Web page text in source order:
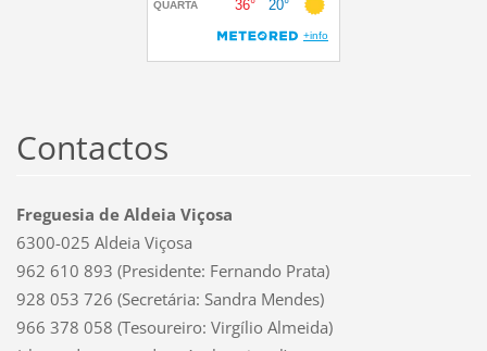
Contactos
Freguesia de Aldeia Viçosa
6300-025 Aldeia Viçosa
962 610 893 (Presidente: Fernando Prata)
928 053 726 (Secretária: Sandra Mendes)
966 378 058 (Tesoureiro: Virgílio Almeida)